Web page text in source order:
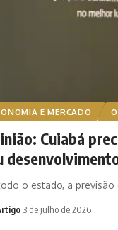
E MERCADO
Cuiabá
o estado, a previsão
3 de julho de 2026